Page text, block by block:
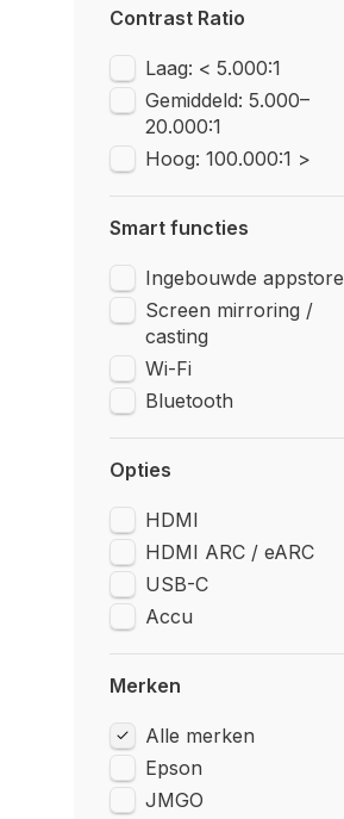
Contrast Ratio
Laag: < 5.000:1
Gemiddeld: 5.000–
20.000:1
Hoog: 100.000:1 >
Smart functies
Ingebouwde appstore
Screen mirroring /
casting
Wi-Fi
Bluetooth
Opties
HDMI
HDMI ARC / eARC
USB-C
Accu
Merken
Alle merken
Epson
JMGO